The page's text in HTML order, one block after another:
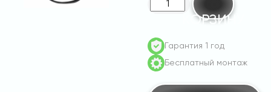
Количество
Pandora
Slim
ECO
КОРЗИНУ
Гарантия 1 год
Бесплатный монтаж